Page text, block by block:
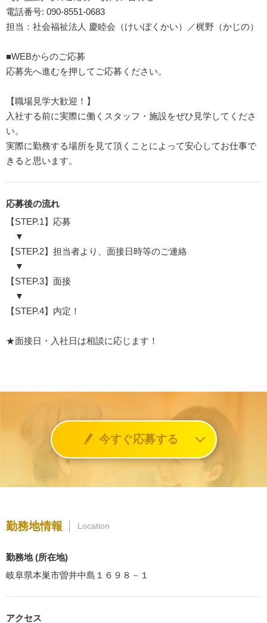
電話番号: 090-8551-0683
担当：社会福祉法人 慶睦会（けいぼくかい）／梶野（かじの）
■WEBからのご応募
応募先へ進むを押してご応募ください。
【職場見学大歓迎！】
入社する前に実際に働くスタッフ・施設をぜひ見学してくださ
い。
実際に勤務する場所を見て頂くことによって安心してお仕事で
きると思います。
応募後の流れ
【STEP.1】応募
▼
【STEP.2】担当者より、面接日時等のご連絡
▼
【STEP.3】面接
▼
【STEP.4】内定！
★面接日・入社日は相談に応じます！
今すぐ応募する
勤務地情報 Location
勤務地 (所在地)
岐阜県本巣市曽井中島１６９８－１
アクセス